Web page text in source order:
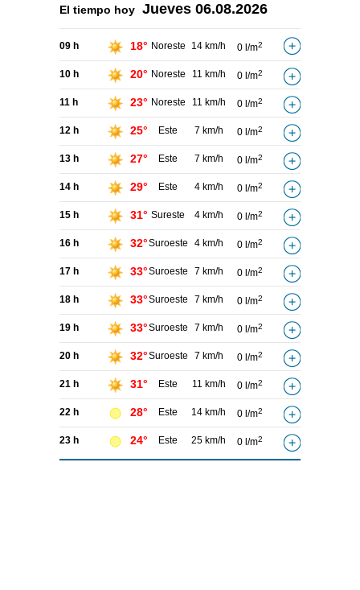
El tiempo hoy Jueves 06.08.2026
09 h 18° Noreste 14 km/h 0 l/m2
10 h 20° Noreste 11 km/h 0 l/m2
11 h 23° Noreste 11 km/h 0 l/m2
12 h 25° Este 7 km/h 0 l/m2
13 h 27° Este 7 km/h 0 l/m2
14 h 29° Este 4 km/h 0 l/m2
15 h 31° Sureste 4 km/h 0 l/m2
16 h 32°Suroeste 4 km/h 0 l/m2
17 h 33°Suroeste 7 km/h 0 l/m2
18 h 33°Suroeste 7 km/h 0 l/m2
19 h 33°Suroeste 7 km/h 0 l/m2
20 h 32°Suroeste 7 km/h 0 l/m2
21 h 31° Este 11 km/h 0 l/m2
22 h 28° Este 14 km/h 0 l/m2
23 h 24° Este 25 km/h 0 l/m2